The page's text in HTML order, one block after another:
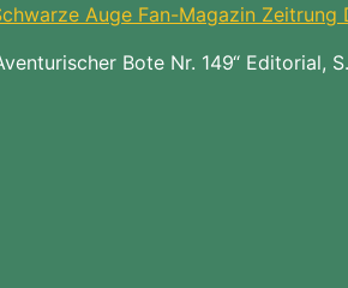
Bote Nr. 149“